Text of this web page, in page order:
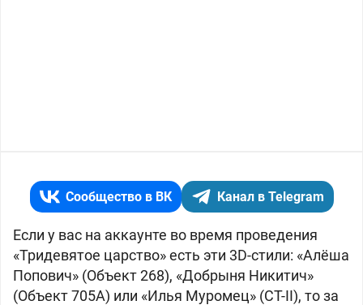
Сообщество в ВК Канал в Telegram
Если у вас на аккаунте во время проведения
«Тридевятое царство» есть эти 3D-стили: «Алёша
Попович» (Объект 268), «Добрыня Никитич»
(Объект 705А) или «Илья Муромец» (СТ-II), то за